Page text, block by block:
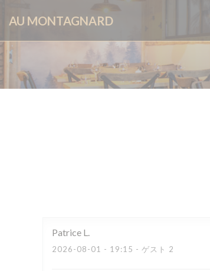
クッキー利用の管理について
AU MONTAGNARD
Patrice L
2026-08-01 - 19:15 - ゲスト 2